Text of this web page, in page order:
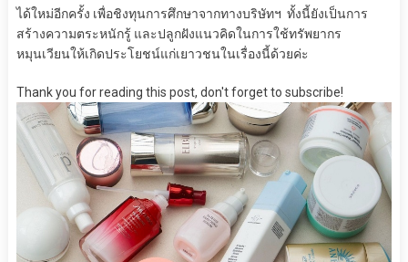
ได้ใหม่อีกครั้ง เพื่อชิงทุนการศึกษาจากทางบริษัทฯ ทั้งนี้ยังเป็นการ
สร้างความตระหนักรู้ และปลูกฝังแนวคิดในการใช้ทรัพยากร
หมุนเวียนให้เกิดประโยชน์แก่เยาวชนในเรื่องนี้ด้วยค่ะ
Thank you for reading this post, don't forget to subscribe!